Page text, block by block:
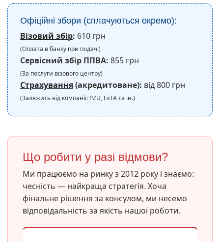
Офіційні збори (сплачуються окремо):
Візовий збір: 610 грн
(Оплата в банку при подачі)
Сервісний збір ППВА: 855 грн
(За послуги візового центру)
Страхування(акредитоване): від 800 грн
(Залежить від компанії: PZU, ЕкТА та ін.)
Що робити у разі відмови?
Ми працюємо на ринку з 2012 року і знаємо:
чесність — найкраща стратегія. Хоча
фінальне рішення за консулом, ми несемо
відповідальність за якість нашої роботи.